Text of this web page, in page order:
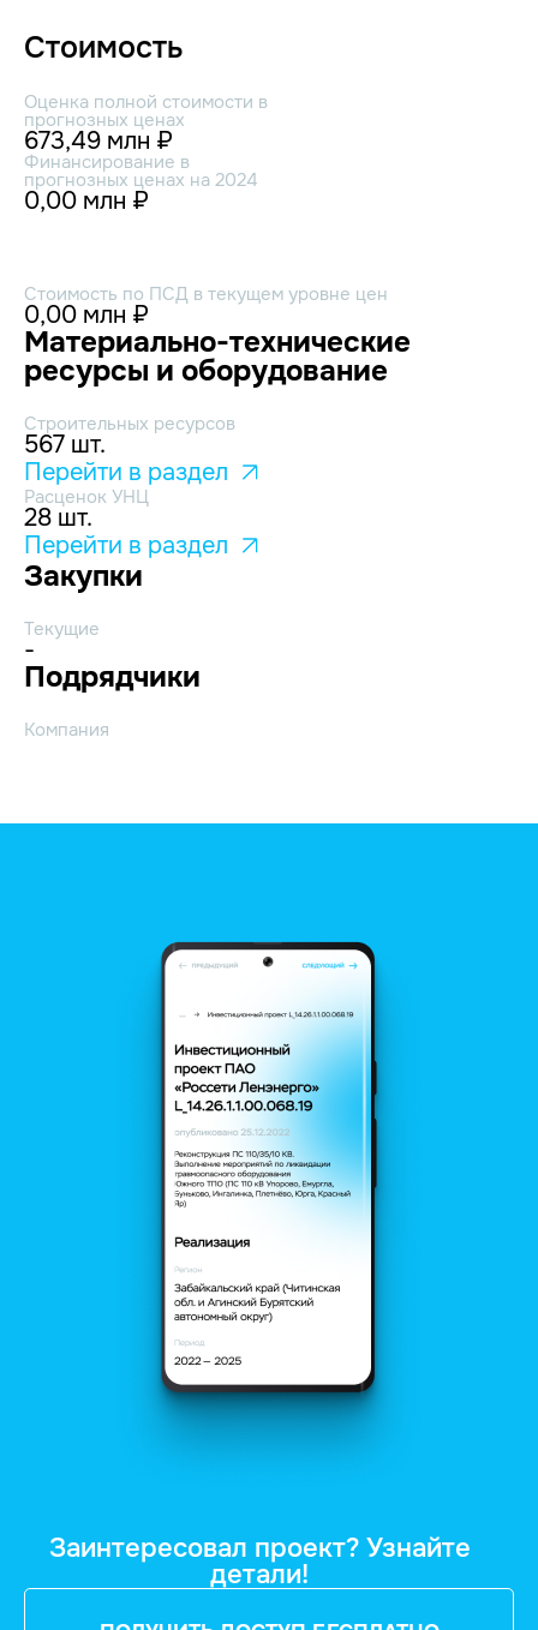
Стоимость
Оценка полной стоимости в
прогнозных ценах
673,49 млн ₽
Финансирование в
прогнозных ценах на 2024
0,00 млн ₽
Стоимость по ПСД в текущем уровне цен
0,00 млн ₽
Материально-технические
ресурсы и оборудование
Строительных ресурсов
567 шт.
Перейти в раздел
Расценок УНЦ
28 шт.
Перейти в раздел
Закупки
Текущие
-
Подрядчики
Компания
Заинтересовал проект? Узнайте
детали!